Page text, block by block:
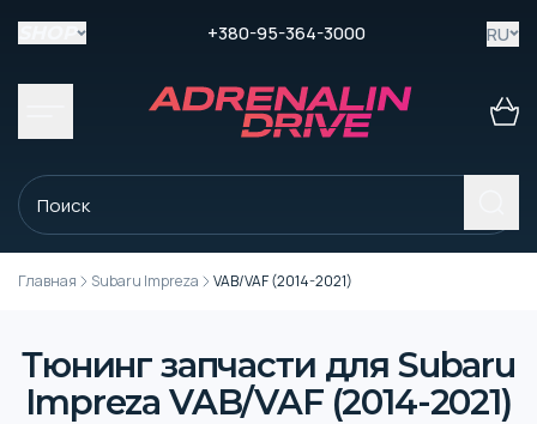
+380-95-364-3000 RU
Главная Subaru Impreza VAB/VAF (2014-2021)
Тюнинг запчасти для Subaru
Impreza VAB/VAF (2014-2021)